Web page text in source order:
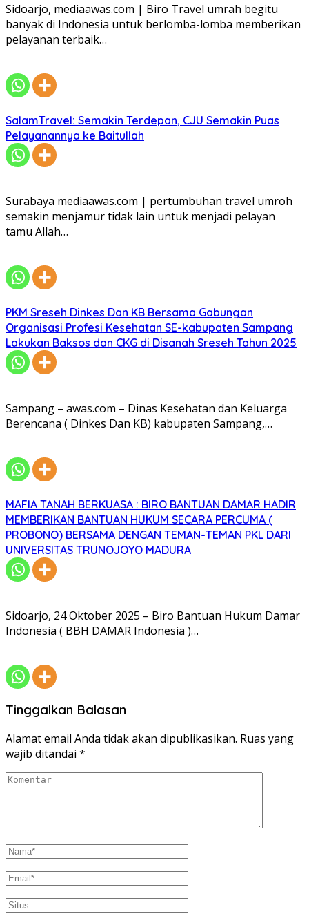
Sidoarjo, mediaawas.com | Biro Travel umrah begitu
banyak di Indonesia untuk berlomba-lomba memberikan
pelayanan terbaik…
SalamTravel: Semakin Terdepan, CJU Semakin Puas
Pelayanannya ke Baitullah
Surabaya mediaawas.com | pertumbuhan travel umroh
semakin menjamur tidak lain untuk menjadi pelayan
tamu Allah…
PKM Sreseh Dinkes Dan KB Bersama Gabungan
Organisasi Profesi Kesehatan SE-kabupaten Sampang
Lakukan Baksos dan CKG di Disanah Sreseh Tahun 2025
Sampang – awas.com – Dinas Kesehatan dan Keluarga
Berencana ( Dinkes Dan KB) kabupaten Sampang,…
MAFIA TANAH BERKUASA : BIRO BANTUAN DAMAR HADIR
MEMBERIKAN BANTUAN HUKUM SECARA PERCUMA (
PROBONO) BERSAMA DENGAN TEMAN-TEMAN PKL DARI
UNIVERSITAS TRUNOJOYO MADURA
Sidoarjo, 24 Oktober 2025­ – Biro Bantuan Hukum Damar
Indonesia ( BBH DAMAR Indonesia )…
Tinggalkan Balasan
Alamat email Anda tidak akan dipublikasikan. Ruas yang
wajib ditandai *